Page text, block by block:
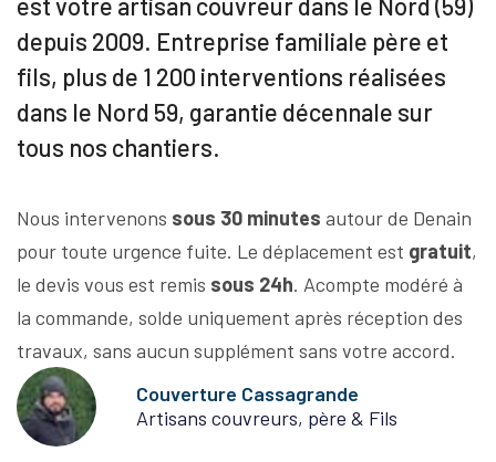
depuis 2009. Entreprise familiale père et
fils, plus de 1 200 interventions réalisées
dans le Nord 59, garantie décennale sur
tous nos chantiers.
Nous intervenons sous 30 minutes autour de Denain
pour toute urgence fuite. Le déplacement est gratuit,
le devis vous est remis sous 24h. Acompte modéré à
la commande, solde uniquement après réception des
travaux, sans aucun supplément sans votre accord.
Couverture Cassagrande
Artisans couvreurs, père & Fils